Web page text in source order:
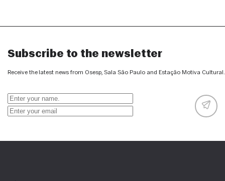
Subscribe to the newsletter
Receive the latest news from Osesp, Sala São Paulo and Estação Motiva Cultural.